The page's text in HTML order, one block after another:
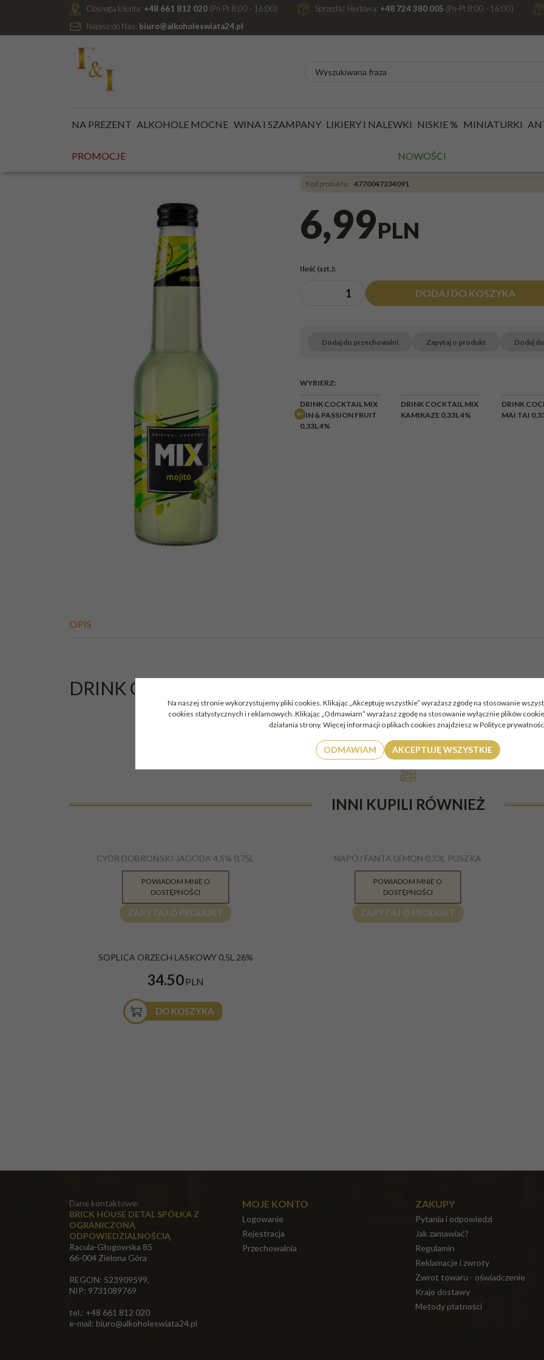
Obsługa klienta: +48 661 812 020 (Pn-Pt 8:00 - 16:00) Sprzedaż Hurtowa: +48 724 380 005 (Pn-Pt 8:00 - 16:00)
Napisz do Nas: biuro@alkoholeswiata24.pl
NA PREZENT ALKOHOLE MOCNE WINA I SZAMPANY LIKIERY I NALEWKI NISKIE % MINIATURKI
PROMOCJE NOWOŚCI
DRINK COCKTAIL MIX
Kod produktu: 4770047234091
6,99PLN
Ilość (szt.):
DODAJ DO KOSZYKA
Dodaj do przechowalni Zapytaj o produkt Dodaj
WYBIERZ:
DRINK COCKTAIL MIX
GIN & MANGO 0,33L
4%
DRINK COCKTAIL MIX
GIN & PASSION FRUIT
0,33L 4%
DRINK COCKTAIL MIX
KAMIKAZE 0,33L 4%
DRINK
MAI TAI
OPIS
DRINK COCTAIL MIX MOJITO 0,33L 4%
INNI KUPILI RÓWNIEŻ
CYDR DOBROŃSKI JAGODA 4,5% 0,75L
14.80 PLN
ZAPYTAJ O PRODUKT
POWIADOM MNIE O
DOSTĘPNOŚCI
NAPÓJ FANTA LEMON 0,33L PUSZKA
4.26PLN
ZAPYTAJ O PRODUKT
POWIADOM MNIE O
DOSTĘPNOŚCI
SOPLICA ORZECH LASKOWY 0,5L 26%
34.50PLN
DO KOSZYKA
Dane kontaktowe:
BRICK HOUSE DETAL SPÓŁKA Z
OGRANICZONĄ
ODPOWIEDZIALNOŚCIĄ
Racula-Głogowska 85
66-004 Zielona Góra
REGON: 523909599,
NIP: 9731089769
tel.: +48 661 812 020
e-mail: biuro@alkoholeswiata24.pl
MOJE KONTO
Logowanie
Rejestracja
Przechowalnia
ZAKUPY
Pytania i odpowiedzi
Jak zamawiać?
Regulamin
Reklamacje i zwroty
Zwrot towaru - oświadczenie
Kraje dostawy
Metody płatności
Na naszej stronie wykorzystujemy pliki cookies. Klikając „Akceptuję wszystkie” wyrażasz zgodę na stosowanie
cookies statystycznych i reklamowych. Klikając „Odmawiam” wyrażasz zgodę na stosowanie wyłącznie plików
działania strony. Więcej informacji o plikach cookies znajdziesz w Polityce
ODMAWIAM AKCEPTUJĘ WSZYSTKIE